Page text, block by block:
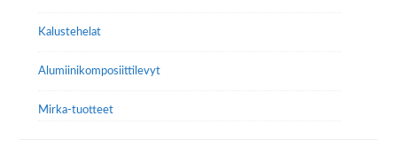
Kalustehelat
Alumiini­komposiitti­levyt
Mirka-tuotteet